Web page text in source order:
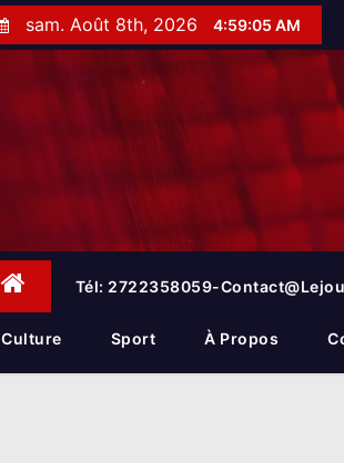
sam. Août 8th, 2026 4:59:06 AM
Tél: 2722358059-
Culture Sport À Propos